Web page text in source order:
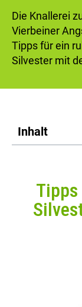
Die Knallerei
Vierbeiner
Tipps für ein
Silvester mit
Inhalt